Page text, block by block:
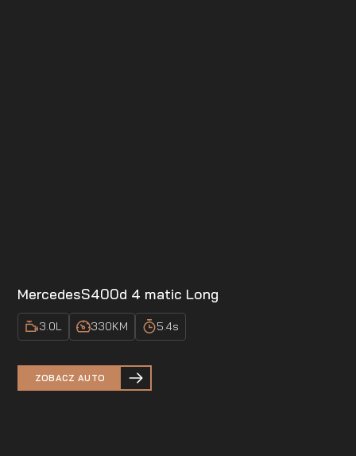
MercedesS400d 4 matic Long
3.0L 330KM 5.4s
ZOBACZ AUTO